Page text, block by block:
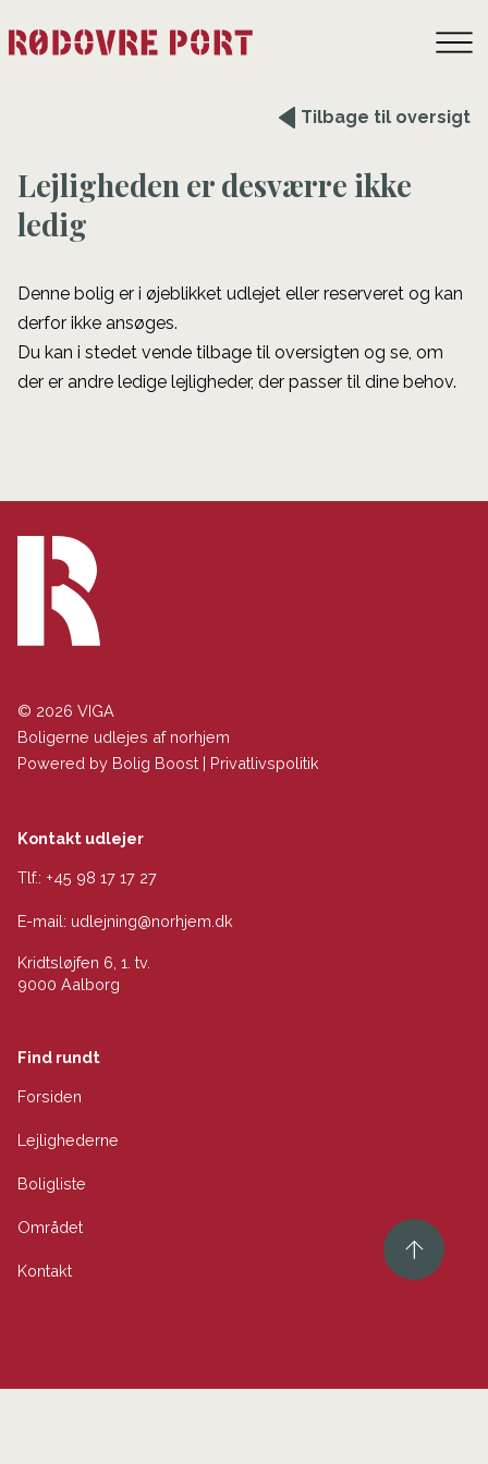
Tilbage til oversigt
Lejligheden er desværre ikke
ledig
Denne bolig er i øjeblikket udlejet eller reserveret og kan
derfor ikke ansøges.
Du kan i stedet vende tilbage til oversigten og se, om
der er andre ledige lejligheder, der passer til dine behov.
© 2026 VIGA
Boligerne udlejes af norhjem
Powered by Bolig Boost | Privatlivspolitik
Kontakt udlejer
Tlf.: +45 98 17 17 27
E-mail: udlejning@norhjem.dk
Kridtsløjfen 6, 1. tv.
9000 Aalborg
Find rundt
Forsiden
Lejlighederne
Boligliste
Området
Kontakt